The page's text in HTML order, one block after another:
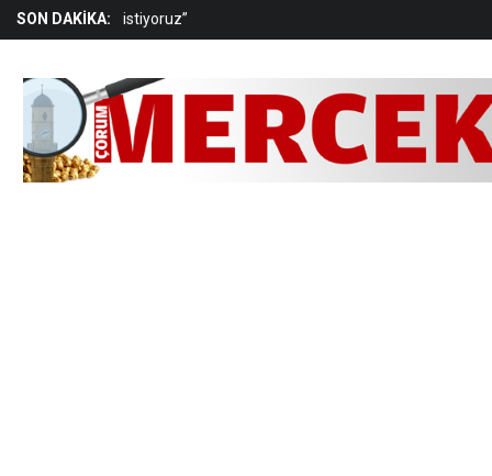
SON DAKİKA:
istiyoruz”
“Gelir dağılımındaki adaletsizlik toplumsal sonuçlar
Arkadaşını yaralayan çocuk gözaltına alındı
Düğün magandalarına operasyon: 11 gözaltı
“Çocukların güvenliği toplumsal sorumluluktur”
Cinayet kurbanı kadın, Çorum’da toprağa verildi
Aşgın: “TOGG markamızın karalanmasına izin